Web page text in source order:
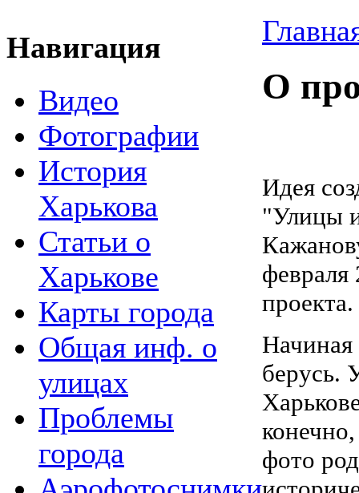
Навигация
Видео
Фотографии
История
Харькова
Статьи о
Харькове
Карты города
Общая инф. о
улицах
Проблемы
города
О
Идея
"Улицы
февраля
проекта.
Начиная
берусь.
фото